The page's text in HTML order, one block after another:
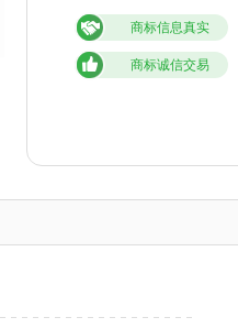
商标信息真实
商标诚信交易